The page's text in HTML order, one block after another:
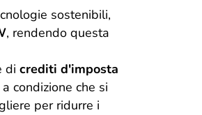
sostenibili,
, rendendo questa
di crediti d'imposta
condizione che si
per ridurre i